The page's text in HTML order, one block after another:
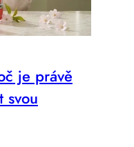
je právě
svou